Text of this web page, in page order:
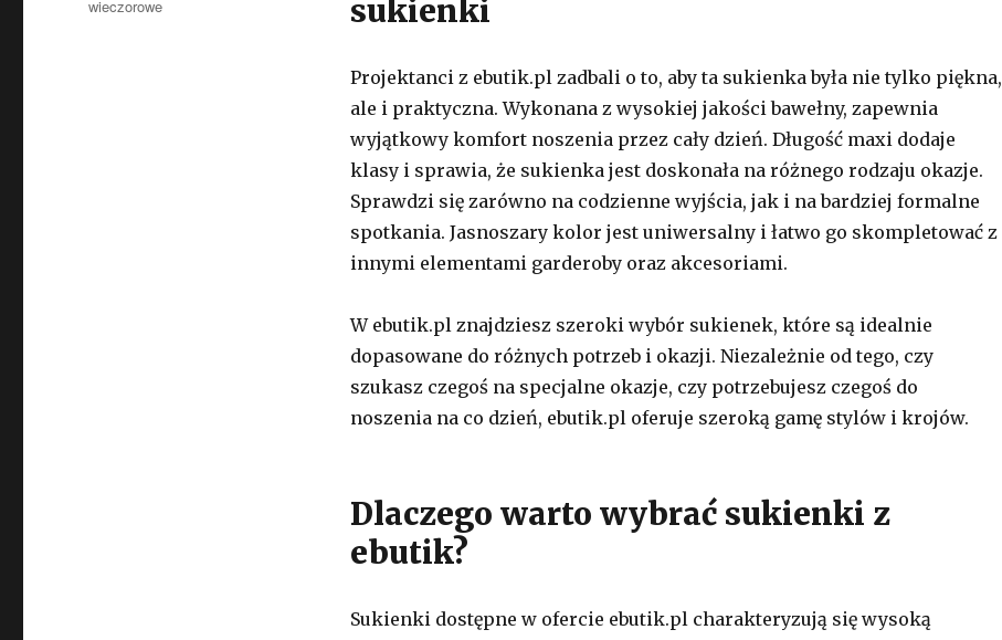
sukienki
Projektanci z ebutik.pl zadbali o to, aby ta sukienka była nie tylko piękna,
ale i praktyczna. Wykonana z wysokiej jakości bawełny, zapewnia
wyjątkowy komfort noszenia przez cały dzień. Długość maxi dodaje
klasy i sprawia, że sukienka jest doskonała na różnego rodzaju okazje.
Sprawdzi się zarówno na codzienne wyjścia, jak i na bardziej formalne
spotkania. Jasnoszary kolor jest uniwersalny i łatwo go skompletować z
innymi elementami garderoby oraz akcesoriami.
W ebutik.pl znajdziesz szeroki wybór sukienek, które są idealnie
dopasowane do różnych potrzeb i okazji. Niezależnie od tego, czy
szukasz czegoś na specjalne okazje, czy potrzebujesz czegoś do
noszenia na co dzień, ebutik.pl oferuje szeroką gamę stylów i krojów.
Dlaczego warto wybrać sukienki z
ebutik?
Sukienki dostępne w ofercie ebutik.pl charakteryzują się wysoką
wieczorowe